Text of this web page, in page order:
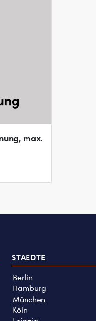
max.
STAEDTE
Berlin
Hamburg
München
Köln